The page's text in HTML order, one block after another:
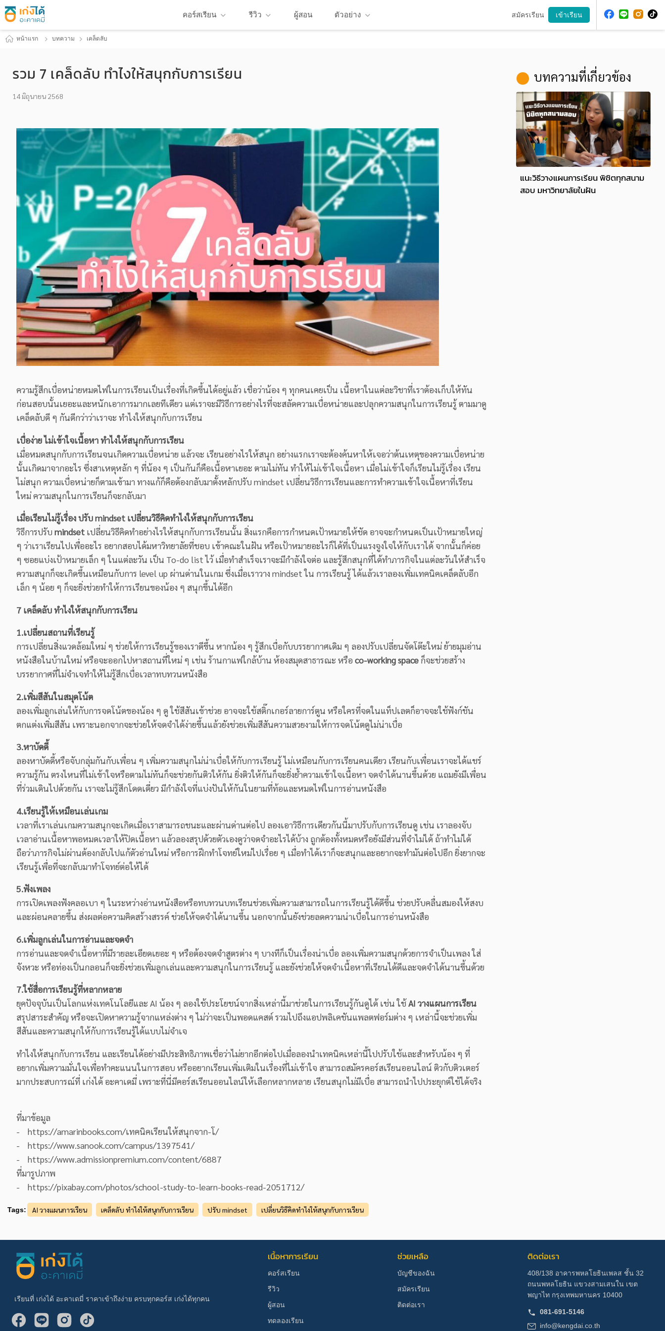
คอร์สเรียน รีวิว ผู้สอน ตัวอย่าง สมัครเรียน เข้าเรียน
หน้าแรก บทความ เคล็ดลับ
รวม 7 เคล็ดลับ ทำไงให้สนุกกับการเรียน
14 มิถุนายน 2568
ความรู้สึกเบื่อหน่ายหมดไฟในการเรียนเป็นเรื่องที่เกิดขึ้นได้อยู่แล้ว เชื่อว่าน้อง ๆ ทุกคนเคยเป็น เนื้อหาในแต่ละวิชาที่เราต้องเก็บให้ทัน
ก่อนสอบนั้นเยอะและหนักเอาการมากเลยทีเดียว แต่เราจะมีวิธีการอย่างไรที่จะสลัดความเบื่อหน่ายและปลุกความสนุกในการเรียนรู้ ตามมาดู
เคล็ดลับดี ๆ กันดีกว่าว่าเราจะ ทำไงให้สนุกกับการเรียน
เบื่อง่าย ไม่เข้าใจเนื้อหา ทำไงให้สนุกกับการเรียน
เมื่อหมดสนุกกับการเรียนจนเกิดความเบื่อหน่าย แล้วจะ เรียนอย่างไรให้สนุก อย่างแรกเราจะต้องค้นหาให้เจอว่าต้นเหตุของความเบื่อหน่าย
นั้นเกิดมาจากอะไร ซึ่งสาเหตุหลัก ๆ ที่น้อง ๆ เป็นกันก็คือเนื้อหาเยอะ ตามไม่ทัน ทำให้ไม่เข้าใจเนื้อหา เมื่อไม่เข้าใจก็เรียนไม่รู้เรื่อง เรียน
ไม่สนุก ความเบื่อหน่ายก็ตามเข้ามา ทางแก้ก็คือต้องกลับมาตั้งหลักปรับ mindset เปลี่ยนวิธีการเรียนและการทำความเข้าใจเนื้อหาที่เรียน
ใหม่ ความสนุกในการเรียนก็จะกลับมา
เมื่อเรียนไม่รู้เรื่อง ปรับ mindset เปลี่ยนวิธีคิดทำไงให้สนุกกับการเรียน
วิธีการปรับmindsetเปลี่ยนวิธีคิดทำอย่างไรให้สนุกกับการเรียนนั้น สิ่งแรกคือการกำหนดเป้าหมายให้ชัด อาจจะกำหนดเป็นเป้าหมายใหญ่
ๆ ว่าเราเรียนไปเพื่ออะไร อยากสอบได้มหาวิทยาลัยที่ชอบ เข้าคณะในฝัน หรือเป้าหมายอะไรก็ได้ที่เป็นแรงจูงใจให้กับเราได้ จากนั้นก็ค่อย
ๆ ซอยแบ่งเป้าหมายเล็ก ๆ ในแต่ละวัน เป็น To-do list ไว้ เมื่อทำสำเร็จเราจะมีกำลังใจต่อ และรู้สึกสนุกที่ได้ทำภารกิจในแต่ละวันให้สำเร็จ
ความสนุกก็จะเกิดขึ้นเหมือนกับการ level up ผ่านด่านในเกม ซึ่งเมื่อเราวาง mindset ใน การเรียนรู้ ได้แล้วเราลองเพิ่มเทคนิคเคล็ดลับอีก
เล็ก ๆ น้อย ๆ ก็จะยิ่งช่วยทำให้การเรียนของน้อง ๆ สนุกขึ้นได้อีก
7 เคล็ดลับ ทำไงให้สนุกกับการเรียน
1.เปลี่ยนสถานที่เรียนรู้
การเปลี่ยนสิ่งแวดล้อมใหม่ ๆ ช่วยให้การเรียนรู้ของเราดีขึ้น หากน้อง ๆ รู้สึกเบื่อกับบรรยากาศเดิม ๆ ลองปรับเปลี่ยนจัดโต๊ะใหม่ ย้ายมุมอ่าน
หนังสือในบ้านใหม่ หรือจะออกไปหาสถานที่ใหม่ ๆ เช่น ร้านกาแฟใกล้บ้าน ห้องสมุดสาธารณะ หรือco-working spaceก็จะช่วยสร้าง
บรรยากาศที่ไม่จำเจทำให้ไม่รู้สึกเบื่อเวลาทบทวนหนังสือ
2.เพิ่มสีสันในสมุดโน้ต
ลองเพิ่มลูกเล่นให้กับการจดโน้ตของน้อง ๆ ดู ใช้สีสันเข้าช่วย อาจจะใช้สติ๊กเกอร์ลายการ์ตูน หรือใครที่จดในแท็ปเลตก็อาจจะใช้ฟังก์ชัน
ตกแต่งเพิ่มสีสัน เพราะนอกจากจะช่วยให้จดจำได้ง่ายขึ้นแล้วยังช่วยเพิ่มสีสันความสวยงามให้การจดโน้ตดูไม่น่าเบื่อ
3.หาบัดดี้
ลองหาบัดดี้หรือจับกลุ่มกันกับเพื่อน ๆ เพิ่มความสนุกไม่น่าเบื่อให้กับการเรียนรู้ ไม่เหมือนกับการเรียนคนเดียว เรียนกับเพื่อนเราจะได้แชร์
ความรู้กัน ตรงไหนที่ไม่เข้าใจหรือตามไม่ทันก็จะช่วยกันติวให้กัน ยิ่งติวให้กันก็จะยิ่งย้ำความเข้าใจเนื้อหา จดจำได้นานขึ้นด้วย แถมยังมีเพื่อน
ที่ร่วมเดินไปด้วยกัน เราจะไม่รู้สึกโดดเดี่ยว มีกำลังใจที่แบ่งปันให้กันในยามที่ท้อและหมดไฟในการอ่านหนังสือ
4.เรียนรู้ให้เหมือนเล่นเกม
เวลาที่เราเล่นเกมความสนุกจะเกิดเมื่อเราสามารถชนะและผ่านด่านต่อไป ลองเอาวิธีการเดียวกันนี้มาปรับกับการเรียนดู เช่น เราลองจับ
เวลาอ่านเนื้อหาพอหมดเวลาให้ปิดเนื้อหา แล้วลองสรุปด้วยตัวเองดูว่าจดจำอะไรได้บ้าง ถูกต้องทั้งหมดหรือยังมีส่วนที่จำไม่ได้ ถ้าทำไม่ได้
ถือว่าภารกิจไม่ผ่านต้องกลับไปแก้ตัวอ่านใหม่ หรือการฝึกทำโจทย์ใหม่ไปเรื่อย ๆ เมื่อทำได้เราก็จะสนุกและอยากจะทำมันต่อไปอีก ยิ่งยากจะ
เรียนรู้เพื่อที่จะกลับมาทำโจทย์ต่อให้ได้
5.ฟังเพลง
การเปิดเพลงฟังคลอเบา ๆ ในระหว่างอ่านหนังสือหรือทบทวนบทเรียนช่วยเพิ่มความสามารถในการเรียนรู้ได้ดีขึ้น ช่วยปรับคลื่นสมองให้สงบ
และผ่อนคลายขึ้น ส่งผลต่อความคิดสร้างสรรค์ ช่วยให้จดจำได้นานขึ้น นอกจากนั้นยังช่วยลดความน่าเบื่อในการอ่านหนังสือ
6.เพิ่มลูกเล่นในการอ่านและจดจำ
การอ่านและจดจำเนื้อหาที่มีรายละเอียดเยอะ ๆ หรือต้องจดจำสูตรต่าง ๆ บางทีก็เป็นเรื่องน่าเบื่อ ลองเพิ่มความสนุกด้วยการจำเป็นเพลง ใส่
จังหวะ หรือท่องเป็นกลอนก็จะยิ่งช่วยเพิ่มลูกเล่นและความสนุกในการเรียนรู้ และยังช่วยให้จดจำเนื้อหาที่เรียนได้ดีและจดจำได้นานขึ้นด้วย
7.ใช้สื่อการเรียนรู้ที่หลากหลาย
ยุคปัจจุบันเป็นโลกแห่งเทคโนโลยีและ AI น้อง ๆ ลองใช้ประโยชน์จากสิ่งเหล่านี้มาช่วยในการเรียนรู้กันดูได้ เช่น ใช้AI วางแผนการเรียน
สรุปสาระสำคัญ หรือจะเปิดหาความรู้จากแหล่งต่าง ๆ ไม่ว่าจะเป็นพอดแคสต์ รวมไปถึงแอปพลิเคชันแพลตฟอร์มต่าง ๆ เหล่านี้จะช่วยเพิ่ม
สีสันและความสนุกให้กับการเรียนรู้ได้แบบไม่จำเจ
ทำไงให้สนุกกับการเรียน และเรียนได้อย่างมีประสิทธิภาพเชื่อว่าไม่ยากอีกต่อไปเมื่อลองนำเทคนิคเหล่านี้ไปปรับใช้และสำหรับน้อง ๆ ที่
อยากเพิ่มความมั่นใจเพื่อทำคะแนนในการสอบ หรืออยากเรียนเพิ่มเติมในเรื่องที่ไม่เข้าใจ สามารถสมัครคอร์สเรียนออนไลน์ ติวกับติวเตอร์
มากประสบการณ์ที่ เก่งได้ อะคาเดมี่เพราะที่นี่มีคอร์สเรียนออนไลน์ให้เลือกหลากหลาย เรียนสนุกไม่มีเบื่อ สามารถนำไปประยุกต์ใช้ได้จริง
ที่มาข้อมูล
- https://amarinbooks.com/เทคนิคเรียนให้สนุกจาก-โ/
- https://www.sanook.com/campus/1397541/
- https://www.admissionpremium.com/content/6887
ที่มารูปภาพ
- https://pixabay.com/photos/school-study-to-learn-books-read-2051712/
Tags: AI วางแผนการเรียน เคล็ดลับ ทำไงให้สนุกกับการเรียน ปรับ mindset เปลี่ยนวิธีคิดทำไงให้สนุกกับการเรียน
บทความที่เกี่ยวข้อง
แนะวิธีวางแผนการเรียน พิชิตทุกสนาม
สอบ มหาวิทยาลัยในฝัน
เรียนที่ เก่งได้ อะคาเดมี่ ราคาเข้าถึงง่าย ครบทุกคอร์ส เก่งได้ทุกคน
เนื้อหาการเรียน
คอร์สเรียน
รีวิว
ผู้สอน
ทดลองเรียน
ช่วยเหลือ
บัญชีของฉัน
สมัครเรียน
ติดต่อเรา
ติดต่อเรา
408/138 อาคารพหลโยธินเพลส ชั้น 32
ถนนพหลโยธิน แขวงสามเสนใน เขต
พญาไท กรุงเทพมหานคร 10400
081-691-5146
info@kengdai.co.th